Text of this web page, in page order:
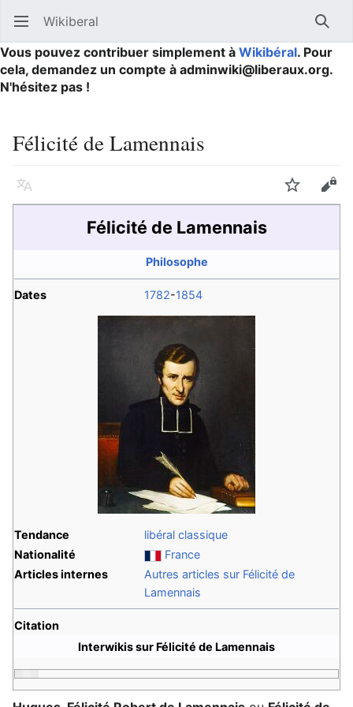
Ouvrir le menu principal Wikiberal
Vous pouvez contribuer simplement à Wikibéral. Pour
cela, demandez un compte à adminwiki@liberaux.org.
N'hésitez pas !
Félicité de Lamennais
Langue Suivre
Félicité de Lamennais
Philosophe
Dates 1782-1854
Tendance
libéral classique
Nationalité
France
Articles internes
Autres articles sur Félicité de
Lamennais
Citation
Interwikis sur Félicité de Lamennais